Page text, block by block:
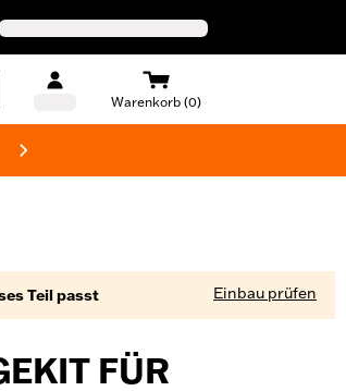
Warenkorb (0)
Teil passt Einbau prüfen
FÜR